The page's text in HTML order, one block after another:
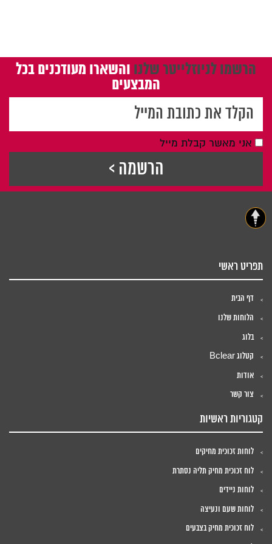
הרשמו לניוזלייטר שלנו והשארו מעודכנים בכל
המבצעים
אני מאשר קבלת מייל
תפריט ראשי
דף הבית
הלוחות שלנו
בלוג
קטלוג Bclear
אודות
צור קשר
קטגוריות ראשיות
לוחות זכוכית מחיקים
לוח זכוכית מחיק תליה נסתרת
לוחות ניידים
לוחות שעם ונעיצה
לוח זכוכית מחיק בצבעים